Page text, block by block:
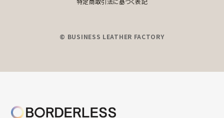
© BUSINESS LEATHER FACTORY